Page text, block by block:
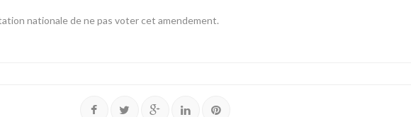
nationale de ne pas voter cet amendement.